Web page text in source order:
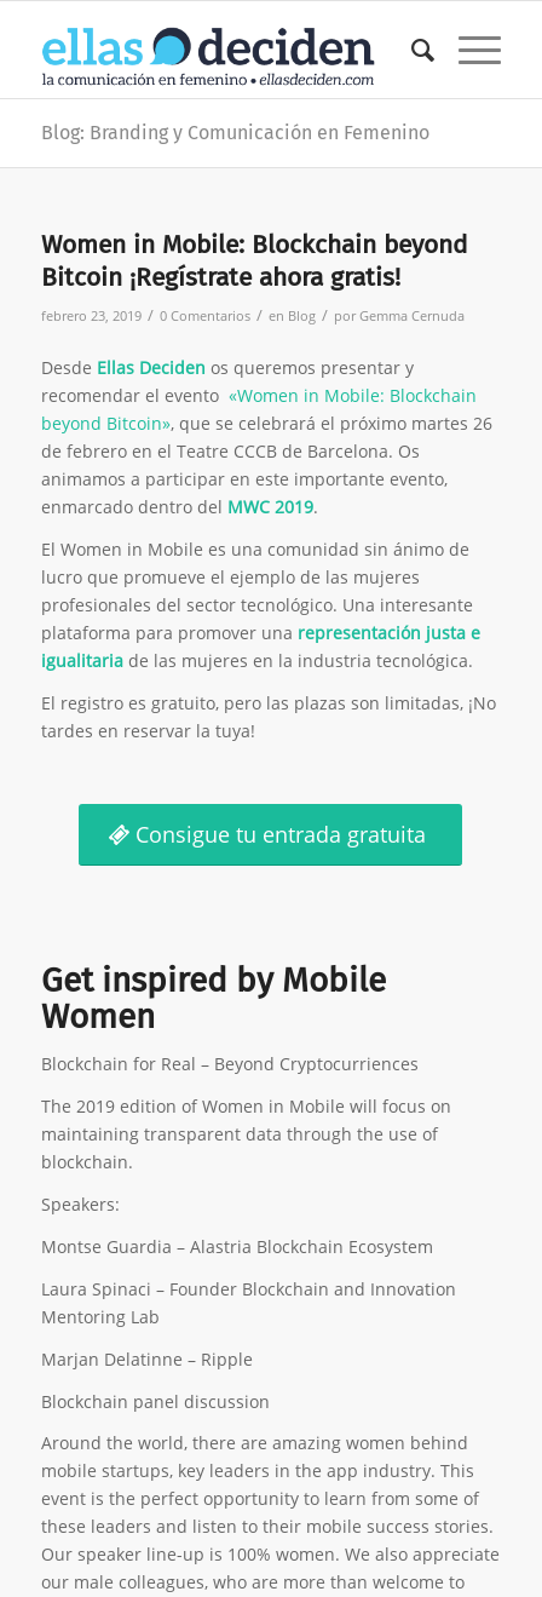
Blog: Branding y Comunicación en Femenino
Women in Mobile: Blockchain beyond
Bitcoin ¡Regístrate ahora gratis!
febrero 23, 2019 / 0 Comentarios / en Blog / porGemma Cernuda
Desde Ellas Deciden os queremos presentar y
recomendar el evento «Women in Mobile: Blockchain
beyond Bitcoin», que se celebrará el próximo martes 26
de febrero en el Teatre CCCB de Barcelona. Os
animamos a participar en este importante evento,
enmarcado dentro del MWC 2019.
El Women in Mobile es una comunidad sin ánimo de
lucro que promueve el ejemplo de las mujeres
profesionales del sector tecnológico. Una interesante
plataforma para promover una representación justa e
igualitariade las mujeres en la industria tecnológica.
El registro es gratuito, pero las plazas son limitadas, ¡No
tardes en reservar la tuya!
Consigue tu entrada gratuita
Get inspired by Mobile
Women
Blockchain for Real – Beyond Cryptocurriences
The 2019 edition of Women in Mobile will focus on
maintaining transparent data through the use of
blockchain.
Speakers:
Montse Guardia – Alastria Blockchain Ecosystem​
Laura Spinaci – Founder Blockchain and Innovation
Mentoring Lab
Marjan Delatinne – Ripple
Blockchain panel discussion
Around the world, there are amazing women behind
mobile startups, key leaders in the app industry. This
event is the perfect opportunity to learn from some of
these leaders and listen to their mobile success stories.
Our speaker line-up is 100% women. We also appreciate
our male colleagues, who are more than welcome to